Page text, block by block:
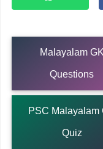
Malayalam GK
Questions
PSC Malayalam
Quiz